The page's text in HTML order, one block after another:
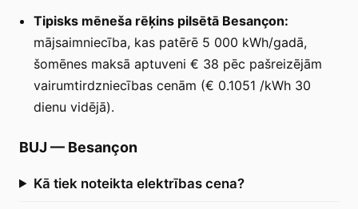
Tipisks mēneša rēķins pilsētā Besançon:
mājsaimniecība, kas patērē 5 000 kWh/gadā,
šomēnes maksā aptuveni € 38 pēc pašreizējām
vairumtirdzniecības cenām (€ 0.1051 /kWh 30
dienu vidējā).
BUJ — Besançon
Kā tiek noteikta elektrības cena?